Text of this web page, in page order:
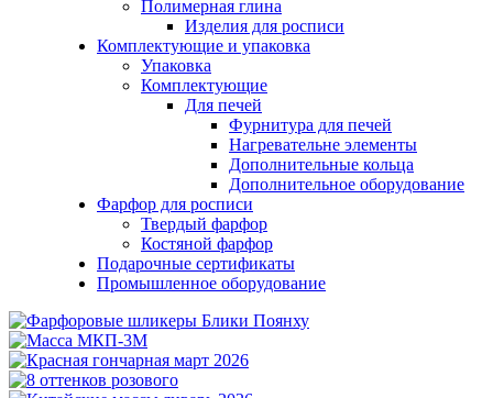
Полимерная глина
Изделия для росписи
Комплектующие и упаковка
Упаковка
Комплектующие
Для печей
Фурнитура для печей
Нагревательне элементы
Дополнительные кольца
Дополнительное оборудование
Фарфор для росписи
Твердый фарфор
Костяной фарфор
Подарочные сертификаты
Промышленное оборудование